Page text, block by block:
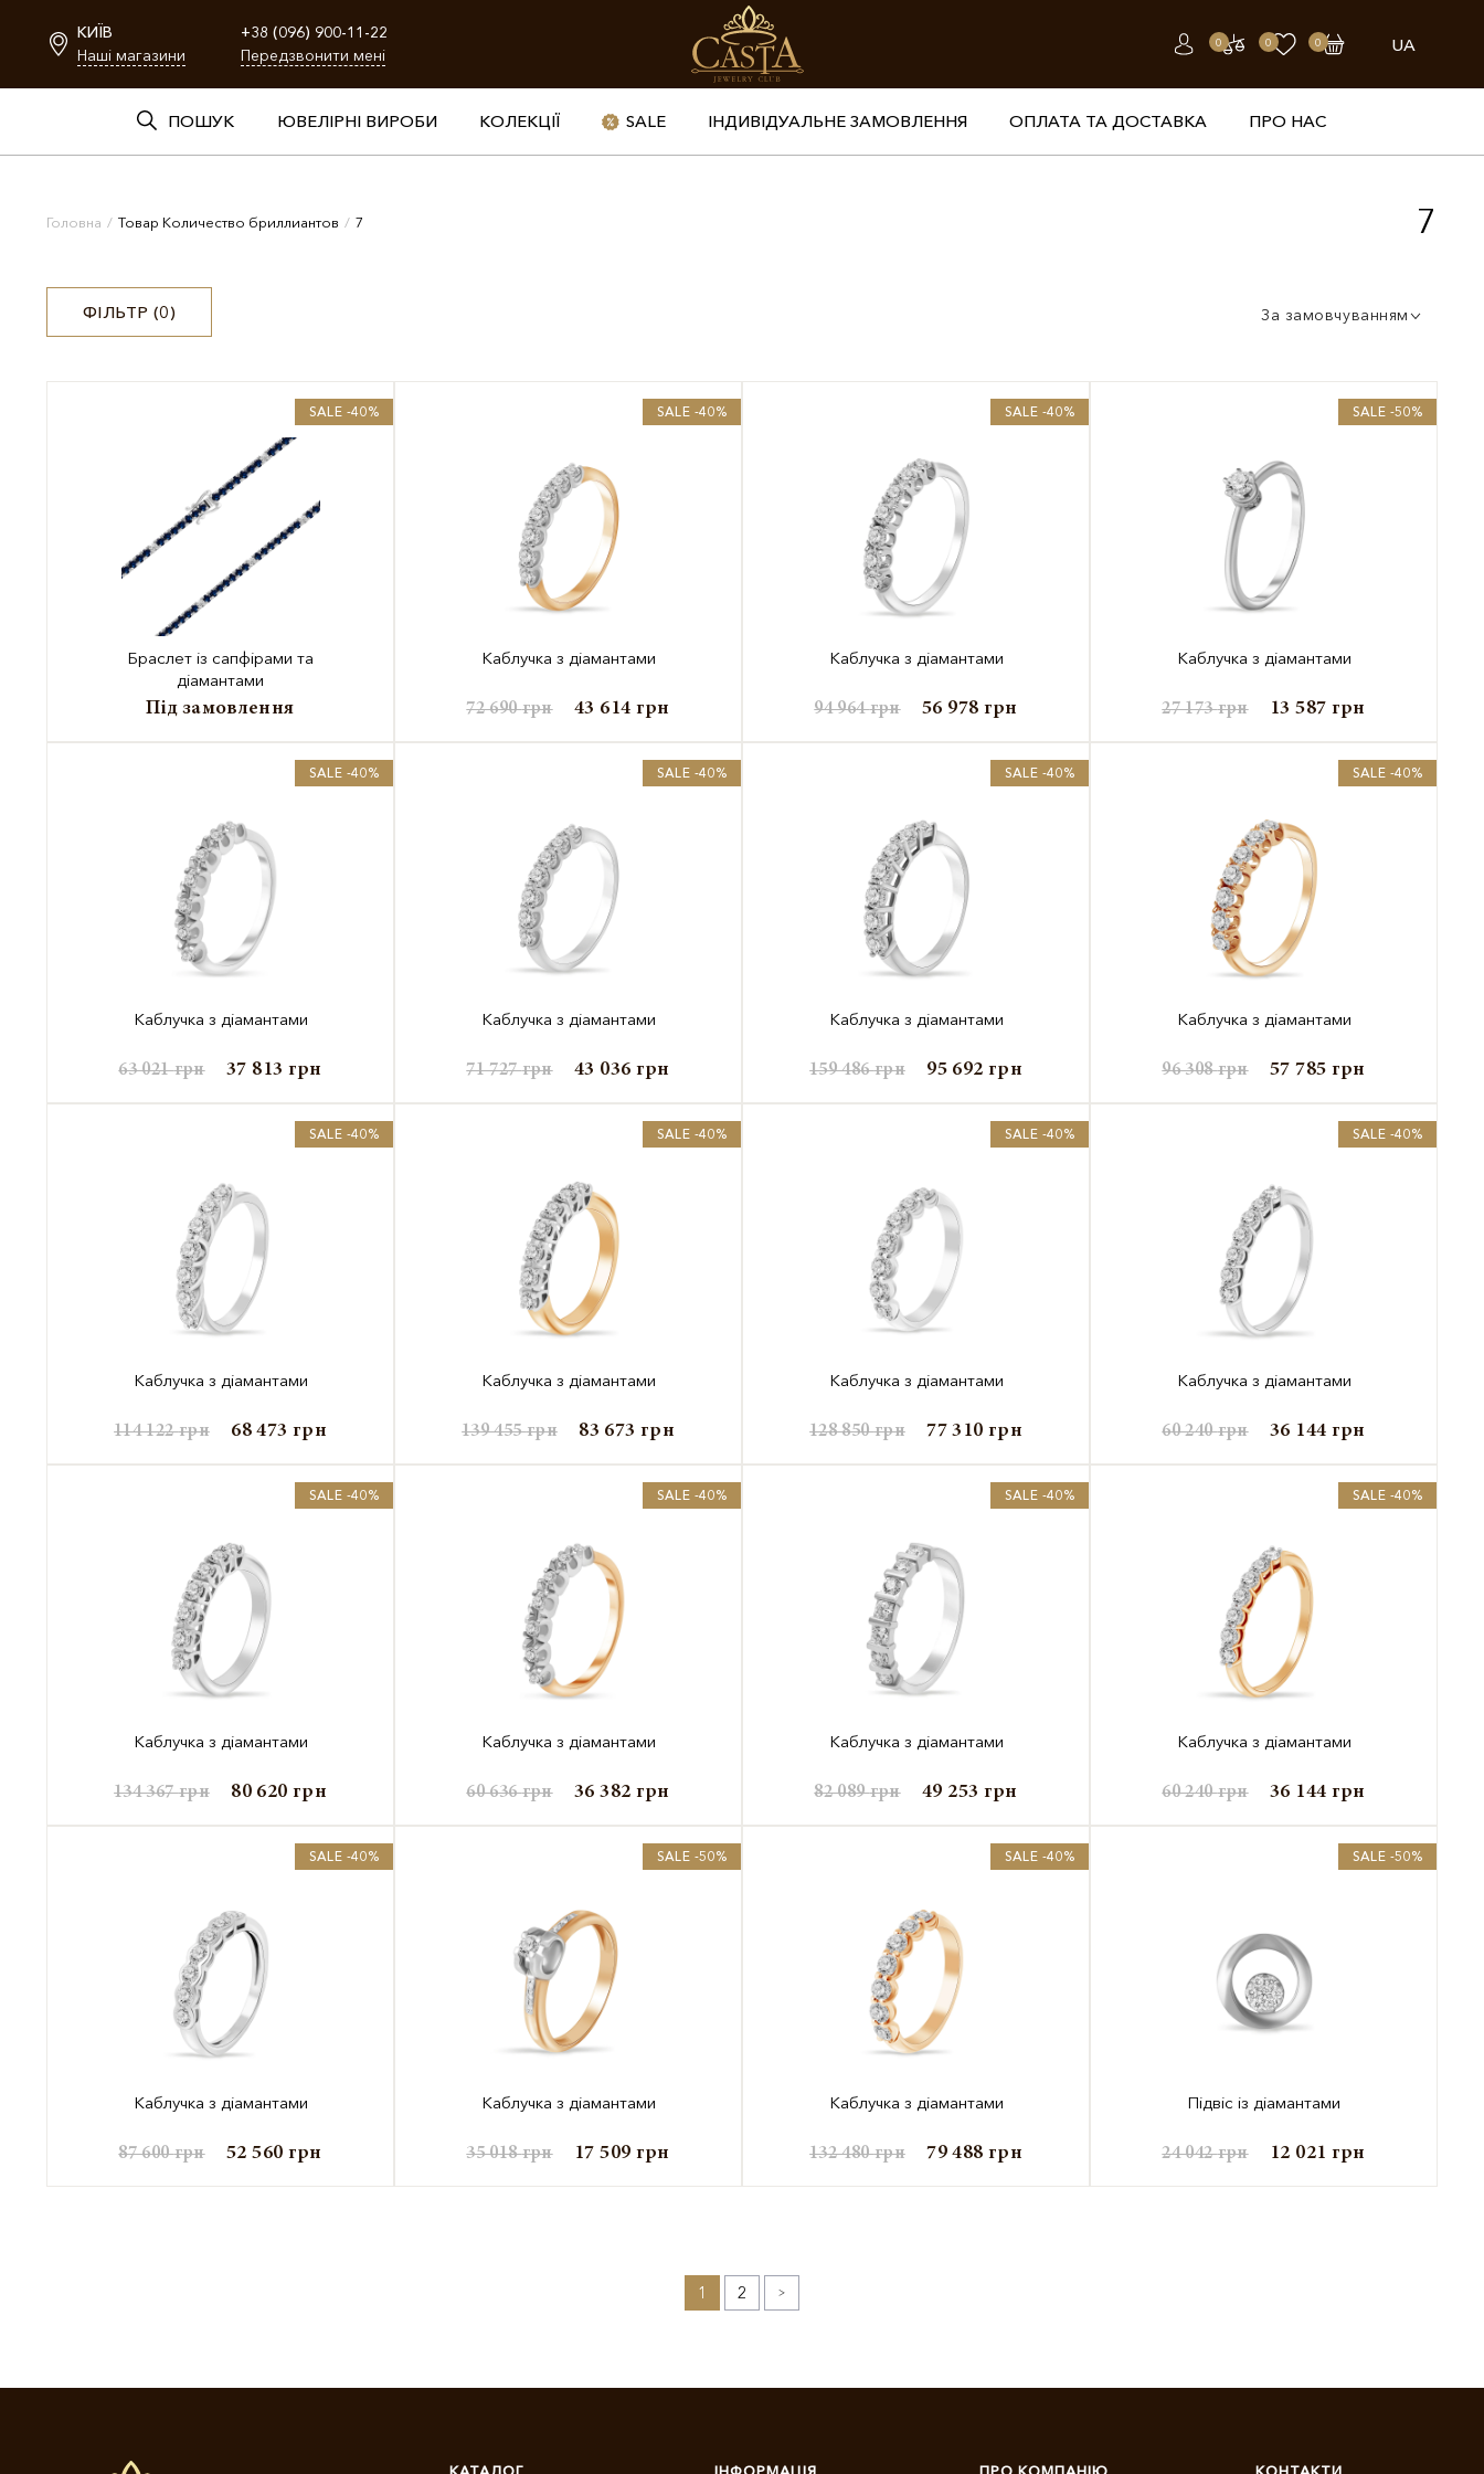
КИЇВ
Наші магазини
+38 (096) 900-11-22
Передзвонити мені
0 0 0 UA
ПОШУК ЮВЕЛІРНІ ВИРОБИ КОЛЕКЦІЇ SALE ІНДИВІДУАЛЬНЕ ЗАМОВЛЕННЯ ОПЛАТА ТА ДОСТАВКА ПРО НАС
Головна / Товар Количество бриллиантов / 7 7
ФІЛЬТР (0) За замовчуванням
SALE -40%
Браслет із сапфірами та
діамантами
Під замовлення
SALE -40%
Каблучка з діамантами
72 690грн 43 614 грн
SALE -40%
Каблучка з діамантами
94 964грн 56 978 грн
SALE -50%
Каблучка з діамантами
27 173грн 13 587 грн
SALE -40%
Каблучка з діамантами
63 021грн 37 813 грн
SALE -40%
Каблучка з діамантами
71 727грн 43 036 грн
SALE -40%
Каблучка з діамантами
159 486грн 95 692 грн
SALE -40%
Каблучка з діамантами
96 308грн 57 785 грн
SALE -40%
Каблучка з діамантами
114 122грн 68 473 грн
SALE -40%
Каблучка з діамантами
139 455грн 83 673 грн
SALE -40%
Каблучка з діамантами
128 850грн 77 310 грн
SALE -40%
Каблучка з діамантами
60 240грн 36 144 грн
SALE -40%
Каблучка з діамантами
134 367грн 80 620 грн
SALE -40%
Каблучка з діамантами
60 636грн 36 382 грн
SALE -40%
Каблучка з діамантами
82 089грн 49 253 грн
SALE -40%
Каблучка з діамантами
60 240грн 36 144 грн
SALE -40%
Каблучка з діамантами
87 600грн 52 560 грн
SALE -50%
Каблучка з діамантами
35 018грн 17 509 грн
SALE -40%
Каблучка з діамантами
132 480грн 79 488 грн
SALE -50%
Підвіс із діамантами
24 042грн 12 021 грн
1 2 »